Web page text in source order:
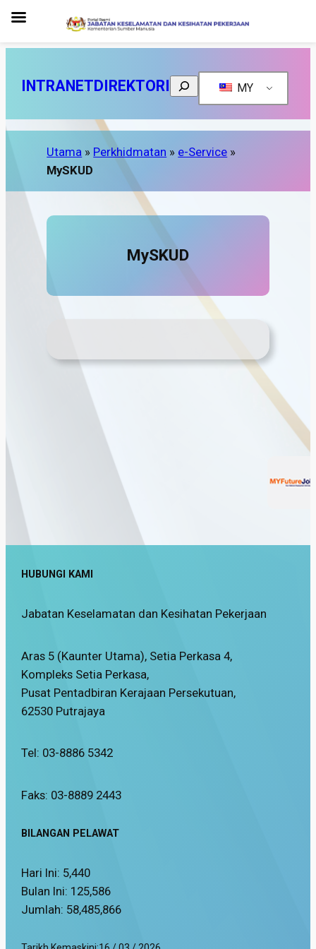
INTRANET DIREKTORI Search MY
Utama » Perkhidmatan » e-Service »
MySKUD
MySKUD
HUBUNGI KAMI
Jabatan Keselamatan dan Kesihatan Pekerjaan
Aras 5 (Kaunter Utama), Setia Perkasa 4,
Kompleks Setia Perkasa,
Pusat Pentadbiran Kerajaan Persekutuan,
62530 Putrajaya
Tel: 03-8886 5342
Faks: 03-8889 2443
BILANGAN PELAWAT
Hari Ini: 5,440
Bulan Ini: 125,586
Jumlah: 58,485,866